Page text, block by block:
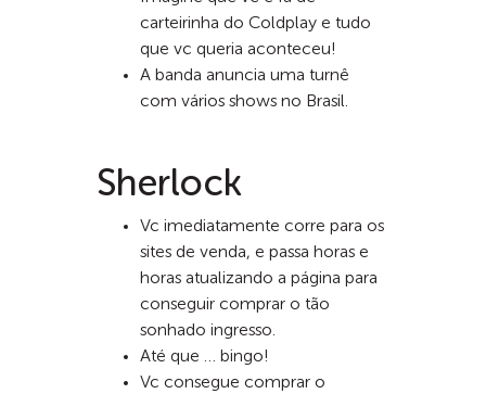
carteirinha do Coldplay e tudo
que vc queria aconteceu!
A banda anuncia uma turnê
com vários shows no Brasil.
Sherlock
Vc imediatamente corre para os
sites de venda, e passa horas e
horas atualizando a página para
conseguir comprar o tão
sonhado ingresso.
Até que … bingo!
Vc consegue comprar o